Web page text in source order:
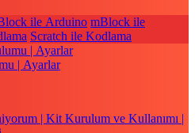
ile Arduino mBlock ile
Scratch ile Kodlama
| Ayarlar